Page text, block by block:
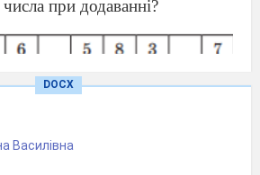
при додаванні?
одному з доданків?
DOCX
Василівна